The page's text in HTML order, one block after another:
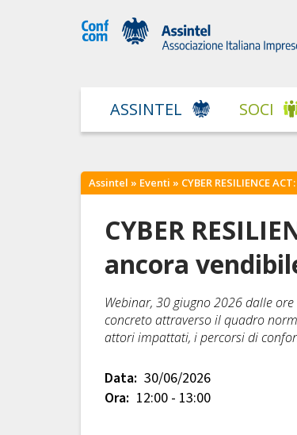
ASSINTEL SOCI
Assintel » Eventi » CYBER RESILIENCE
CYBER
ancora
Webinar, 30 giugno 2026 dalle
concreto attraverso il quadro
attori impattati, i percorsi di
Data: 30/06/2026
Ora: 12:00 - 13:00